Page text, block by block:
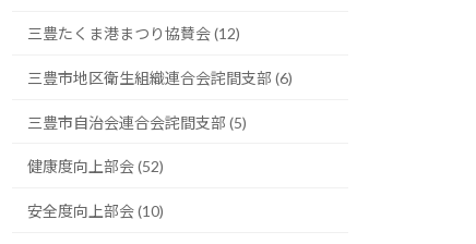
三豊たくま港まつり協賛会 (12)
三豊市地区衛生組織連合会詫間支部 (6)
三豊市自治会連合会詫間支部 (5)
健康度向上部会 (52)
安全度向上部会 (10)